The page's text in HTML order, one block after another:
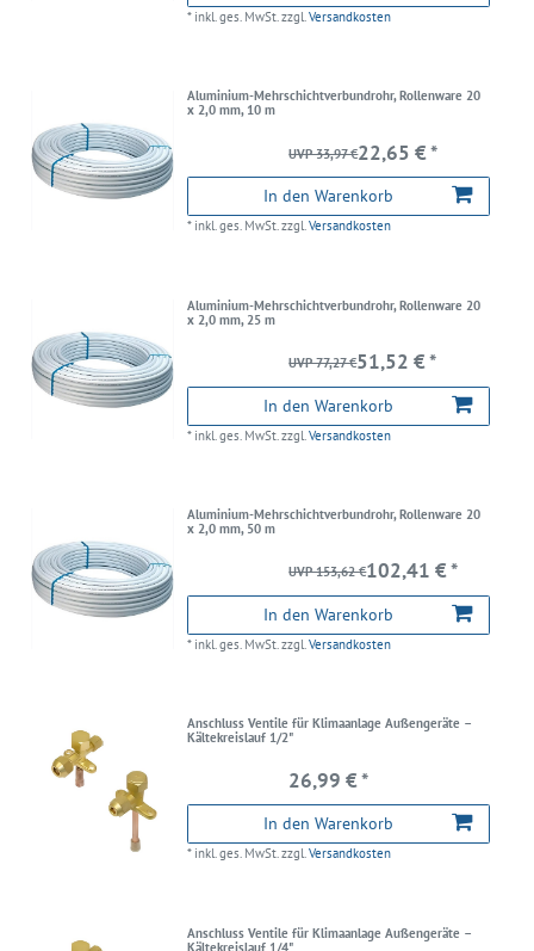
* inkl. ges. MwSt.zzgl.Versandkosten
Aluminium-Mehrschichtverbundrohr, Rollenware 20
x 2,0 mm, 10 m
UVP 33,97 €22,65 € *
In den Warenkorb
* inkl. ges. MwSt.zzgl.Versandkosten
Aluminium-Mehrschichtverbundrohr, Rollenware 20
x 2,0 mm, 25 m
UVP 77,27 €51,52 € *
In den Warenkorb
* inkl. ges. MwSt. zzgl.Versandkosten
Aluminium-Mehrschichtverbundrohr, Rollenware 20
x 2,0 mm, 50 m
UVP 153,62 €102,41 € *
In den Warenkorb
* inkl. ges. MwSt.zzgl.Versandkosten
Anschluss Ventile für Klimaanlage Außengeräte –
Kältekreislauf 1/2"
26,99 € *
In den Warenkorb
* inkl. ges. MwSt.zzgl.Versandkosten
Anschluss Ventile für Klimaanlage Außengeräte –
Kältekreislauf 1/4"